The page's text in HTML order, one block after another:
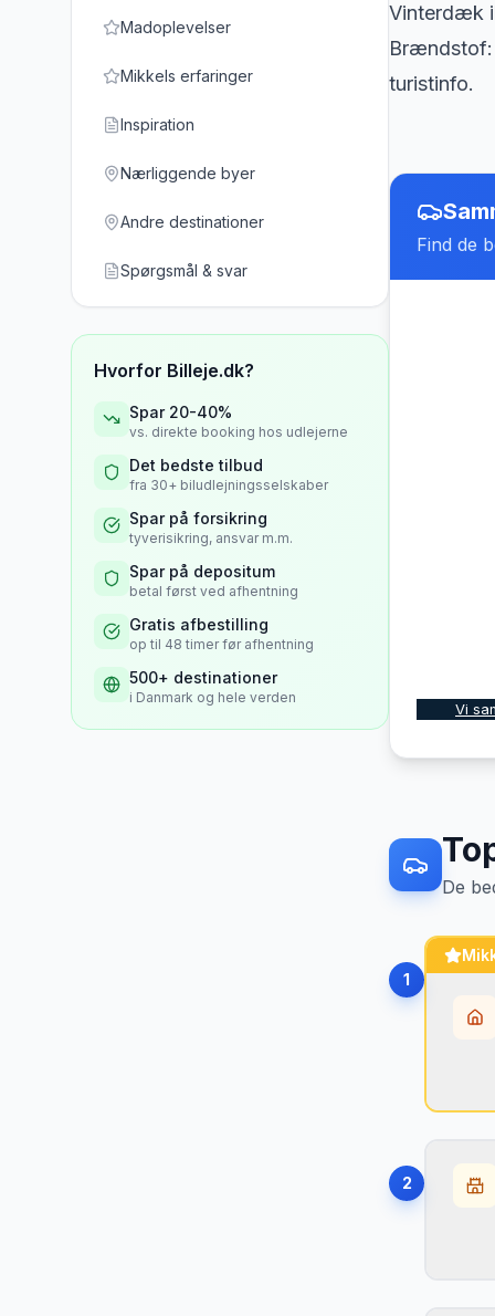
Madoplevelser
Mikkels erfaringer
Inspiration
Nærliggende byer
Andre destinationer
Spørgsmål & svar
Hvorfor Billeje.dk?
Spar 20-40%
vs. direkte booking hos udlejerne
Det bedste tilbud
fra 30+ biludlejningsselskaber
Spar på forsikring
tyverisikring, ansvar m.m.
Spar på depositum
betal først ved afhentning
Gratis afbestilling
op til 48 timer før afhentning
500+ destinationer
i Danmark og hele verden
Vinterdæk
Brændstof:
turistinfo.
Find de
Vi
De
1
•
2